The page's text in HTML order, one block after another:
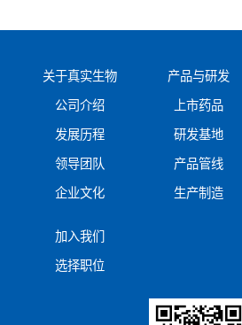
关于真实生物
公司介绍
发展历程
领导团队
企业文化
产品与研发
上市药品
研发基地
产品管线
生产制造
加入我们
选择职位